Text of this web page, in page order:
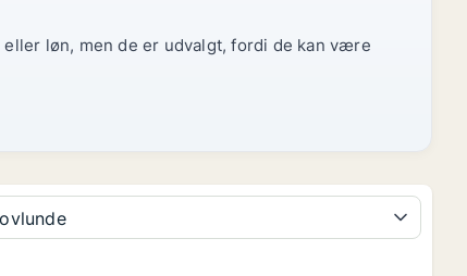
løn, men de er udvalgt, fordi de kan være